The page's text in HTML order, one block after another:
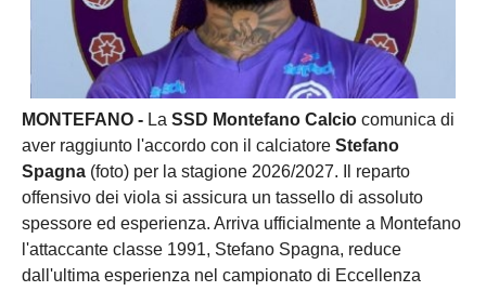
MONTEFANO - La SSD Montefano Calcio comunica di
aver raggiunto l'accordo con il calciatore Stefano
Spagna (foto) per la stagione 2026/2027. Il reparto
offensivo dei viola si assicura un tassello di assoluto
spessore ed esperienza. Arriva ufficialmente a Montefano
l'attaccante classe 1991, Stefano Spagna, reduce
dall'ultima esperienza nel campionato di Eccellenza